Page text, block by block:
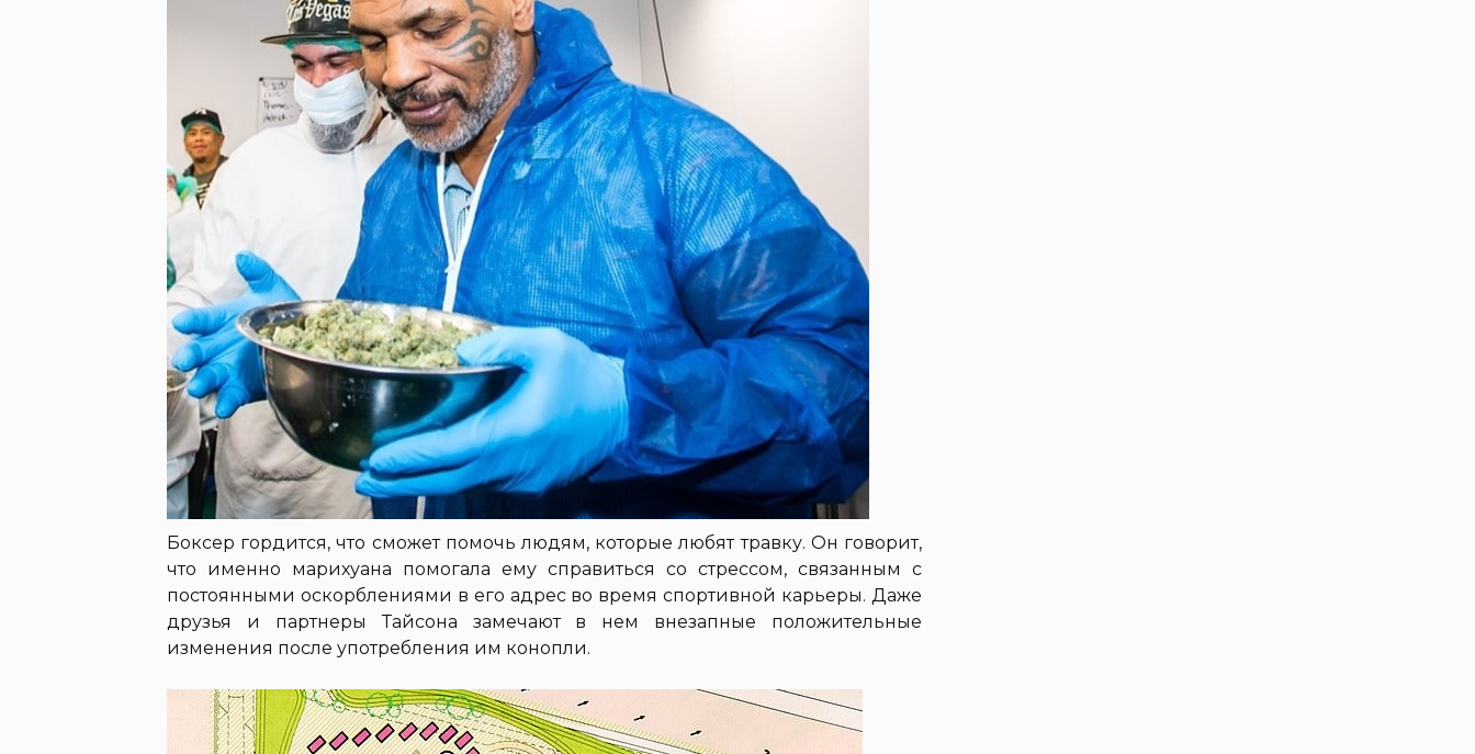
Боксер гордится, что сможет помочь людям, которые любят травку. Он говорит,
что именно марихуана помогала ему справиться со стрессом, связанным с
постоянными оскорблениями в его адрес во время спортивной карьеры. Даже
друзья и партнеры Тайсона замечают в нем внезапные положительные
изменения после употребления им конопли.